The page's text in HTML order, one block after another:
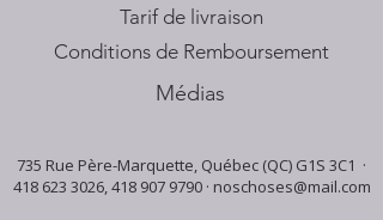
Tarif de livraison
Conditions de Remboursement
Médias
735 Rue Père-Marquette, Québec (QC) G1S 3C1 ·
418 623 3026,418 907 9790· noschoses@mail.com